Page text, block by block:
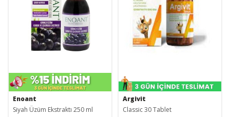
Enoant
Siyah Üzüm Ekstraktı 250 ml
Argivit
Classic 30 Tablet